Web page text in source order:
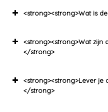
<strong><strong>Wat is
<strong><strong>Wat zijn
</strong>
<strong><strong>Lever je
</strong>